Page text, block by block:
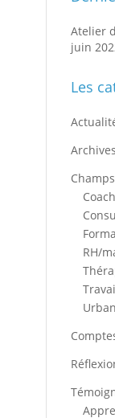
Atelier
juin
Les
Archives
RH/